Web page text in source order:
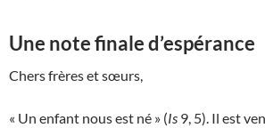
Une note finale d’espérance
Chers frères et sœurs,
« Un enfant nous est né » (Is 9, 5). Il est